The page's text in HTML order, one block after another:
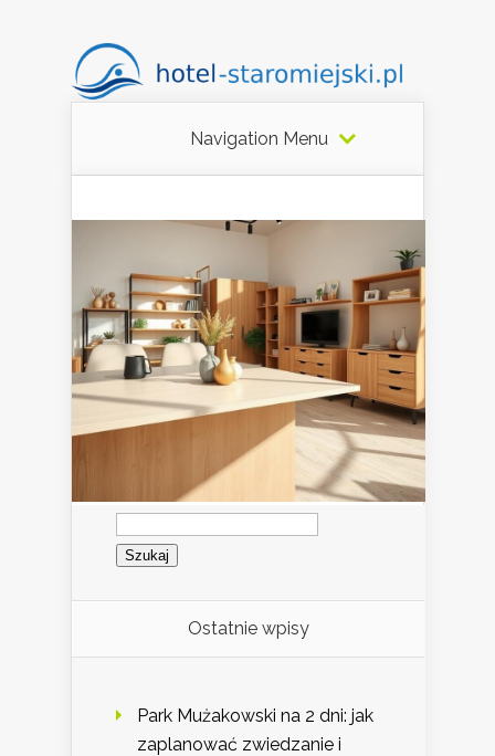
Navigation Menu
Szukaj:
Ostatnie wpisy
Park Mużakowski na 2 dni: jak
zaplanować zwiedzanie i